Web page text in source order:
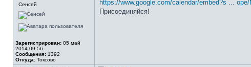
Сенсей
Зарегистрирован: 05 май
2014 09:56
Сообщения: 1392
Откуда: Токсово
https://www.google.com/calendar/embed?s ...
Присоединяйся!